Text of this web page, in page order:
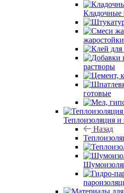
Кладочные
растворы
готовые
Теплоизоляция
Назад